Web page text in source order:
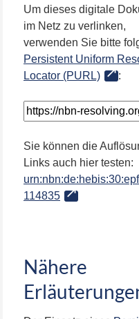
Um dieses digitale
im Netz zu verlinken,
verwenden Sie bitte
Persistent Uniform
Locator (PURL)
:
Sie können die
Links auch hier testen:
114835
Nähere